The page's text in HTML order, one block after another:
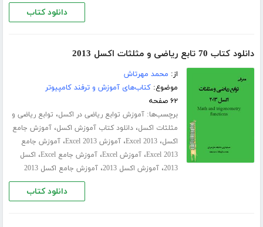
دانلود کتاب
دانلود کتاب 70 تابع ریاضی و مثلثات اکسل 2013
از: محمد مهرتاش
موضوع:کتاب‌های آموزش و ترفند کامپیوتر
۶۲ صفحه
برچسب‌ها:آموزش توابع ریاضی در اکسل، توابع ریاضی و
مثلثات اکسل،دانلود کتاب آموزش اکسل،آموزش جامع
اکسل،Excel 2013،آموزش Excel 2013 ،آموزش جامع
Excel 2013،آموزش Excel ،آموزش جامع Excel ، اکسل
2013،آموزش اکسل 2013 ،آموزش جامع اکسل 2013
دانلود کتاب